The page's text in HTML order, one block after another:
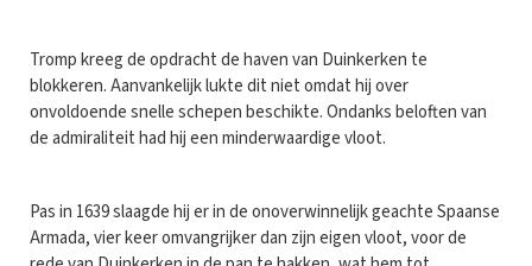
Tromp kreeg de opdracht de haven van Duinkerken te
blokkeren. Aanvankelijk lukte dit niet omdat hij over
onvoldoende snelle schepen beschikte. Ondanks beloften van
de admiraliteit had hij een minderwaardige vloot.
Pas in 1639 slaagde hij er in de onoverwinnelijk geachte Spaanse
Armada, vier keer omvangrijker dan zijn eigen vloot, voor de